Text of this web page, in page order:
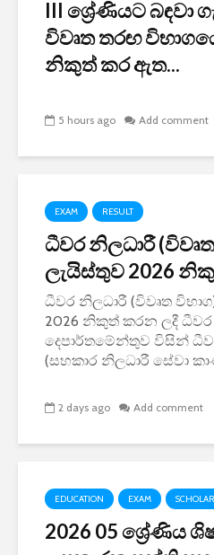
III ශ්‍රේණියට බඳවා
විවෘත තරඟ
නිකුත් කර ඇත...
5 hours ago Add comment
EXAM RESULT
ධීවර නිලධාරී
ලැයිස්තුව 2026
ධීවර නිලධාරී (විවෘත
2026 නිකුත් කරන ලදී
දෙපාර්තමේන්තුව විසින්
(සහකාර නිලධාරී සේවා
2 days ago Add comment
EDUCATION EXAM
2026 05 ශ්‍රේණිය